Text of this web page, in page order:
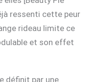
ressenti cette peur
rideau limite ce
et son effet
définit par une